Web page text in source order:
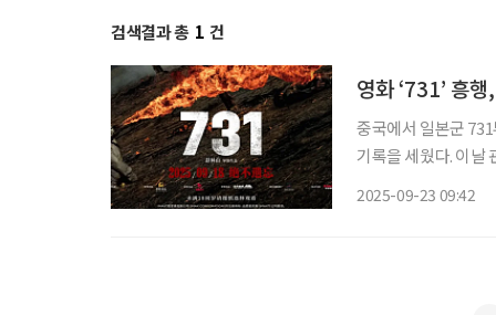
검색결과 총 1 건
영화 ‘731’ 흥
중국에서 일본군
기록을 세웠다. 이날
2025-09-23 09:42